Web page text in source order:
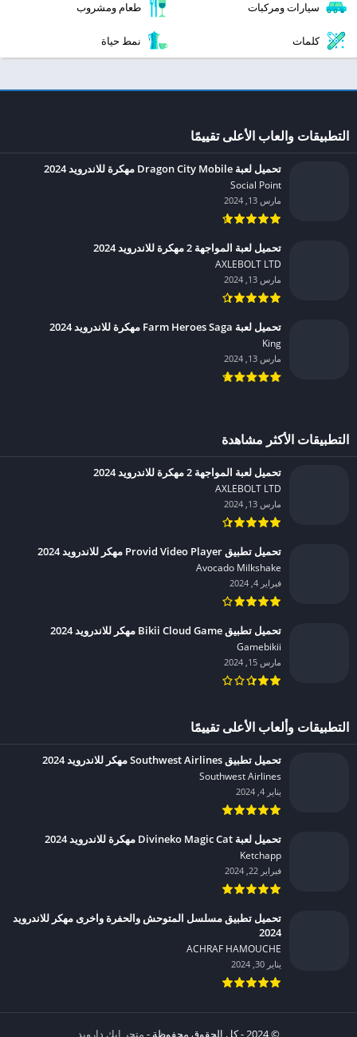
سيارات ومركبات طعام ومشروب
كلمات نمط حياة
التطبيقات والعاب الأعلى تقييمًا
تحميل لعبة Dragon City Mobile مهكرة للاندرويد 2024
Social Point‏
مارس 13, 2024
تحميل لعبة المواجهة 2 مهكرة للاندرويد 2024
AXLEBOLT LTD‏
مارس 13, 2024
تحميل لعبة Farm Heroes Saga مهكرة للاندرويد 2024
King‏
مارس 13, 2024
التطبيقات الأكثر مشاهدة
تحميل لعبة المواجهة 2 مهكرة للاندرويد 2024
AXLEBOLT LTD‏
مارس 13, 2024
تحميل تطبيق Provid Video Player مهكر للاندرويد 2024
Avocado Milkshake‏
فبراير 4, 2024
تحميل تطبيق Bikii Cloud Game مهكر للاندرويد 2024
Gamebikii‏
مارس 15, 2024
التطبيقات وألعاب الأعلى تقييمًا
تحميل تطبيق Southwest Airlines مهكر للاندرويد 2024
Southwest Airlines‏
يناير 4, 2024
تحميل لعبة Divineko Magic Cat مهكرة للاندرويد 2024
Ketchapp‏
فبراير 22, 2024
تحميل تطبيق مسلسل المتوحش والحفرة واخرى مهكر للاندرويد
2024
ACHRAF HAMOUCHE‏
يناير 30, 2024
© 2024 - كل الحقوق محفوظة - متجر ابك دارويد